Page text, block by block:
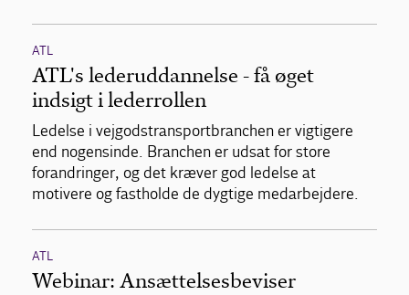
ATL
ATL's lederuddannelse - få øget
indsigt i lederrollen
Ledelse i vejgodstransportbranchen er vigtigere
end nogensinde. Branchen er udsat for store
forandringer, og det kræver god ledelse at
motivere og fastholde de dygtige medarbejdere.
ATL
Webinar: Ansættelsesbeviser